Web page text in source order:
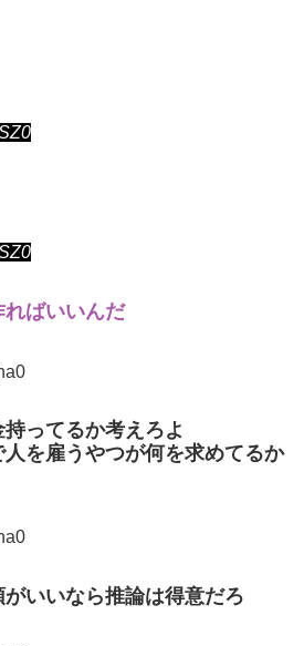
ばいいんだ
ってるか考えろよ
を雇うやつが何を求めてるか
いいなら推論は得意だろ